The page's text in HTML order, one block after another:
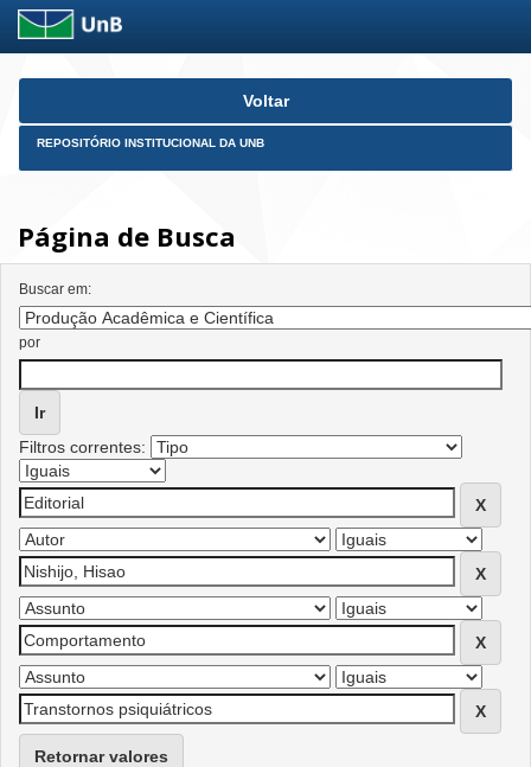
Skip
Voltar
REPOSITÓRIO INSTITUCIONAL DA UNB
Página de Busca
Buscar em:
por
Filtros correntes:
Retornar valores